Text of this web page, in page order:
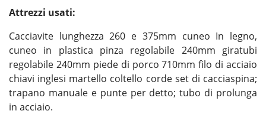
Attrezzi usati:
Cacciavite lunghezza 260 e 375mm cuneo In legno,
cuneo in plastica pinza regolabile 240mm giratubi
regolabile 240mm piede di porco 710mm filo di acciaio
chiavi inglesi martello coltello corde set di cacciaspina;
trapano manuale e punte per detto; tubo di prolunga
in acciaio.